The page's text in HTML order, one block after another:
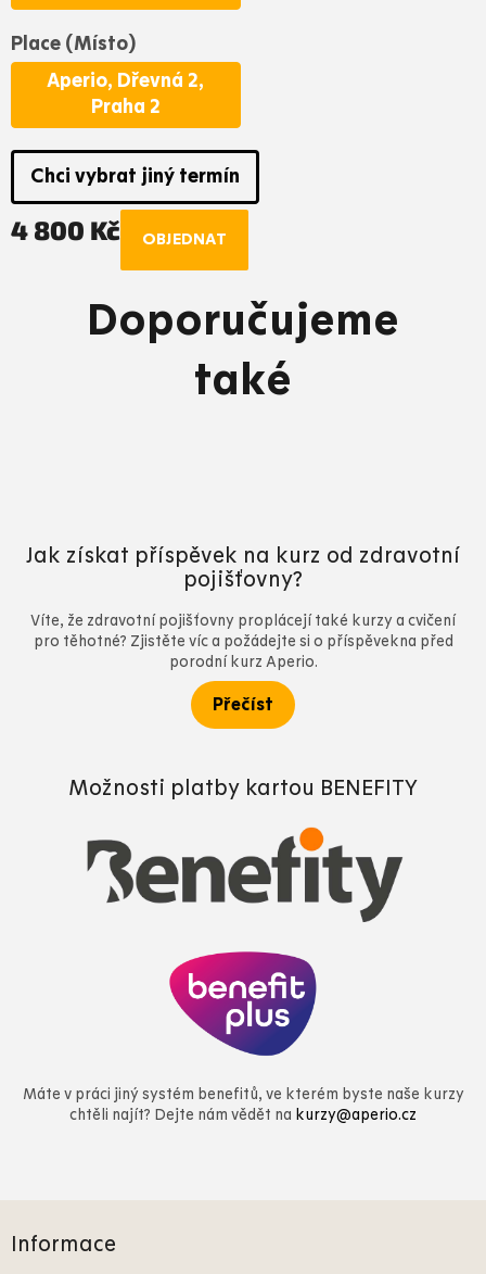
Place (Místo)
Aperio, Dřevná 2,
Praha 2
Chci vybrat jiný termín
4 800 Kč OBJEDNAT
Doporučujeme
také
Jak získat příspěvek na kurz od zdravotní
pojišťovny?
Víte, že zdravotní pojišťovny proplácejí také kurzy a cvičení
pro těhotné? Zjistěte víc a požádejte si o příspěvekna před
porodní kurz Aperio.
Přečíst
Možnosti platby kartou BENEFITY
Máte v práci jiný systém benefitů, ve kterém byste naše kurzy
chtěli najít? Dejte nám vědět na kurzy@aperio.cz
Informace